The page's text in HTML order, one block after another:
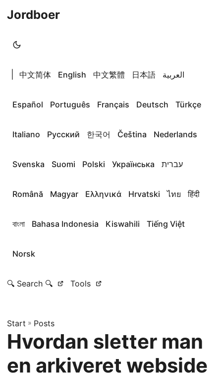
Jordboer
中文简体 English 中文繁體 日本語 العربية
Español Português Français Deutsch Türkçe
Italiano Русский 한국어 Čeština Nederlands
Svenska Suomi Polski Українська עברית
Română Magyar Ελληνικά Hrvatski ไทย हिंदी
বাংলা Bahasa Indonesia Kiswahili Tiếng Việt
Norsk
🔍 Search 🔍 Tools
Start » Posts
Hvordan sletter man
en arkiveret webside